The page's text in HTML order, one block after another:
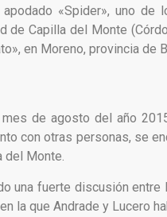
«Spider», uno
de Capilla del Monte
en Moreno, provincia de
de agosto del año
con otras personas, se
del Monte.
una fuerte discusión
la que Andrade y Lucero